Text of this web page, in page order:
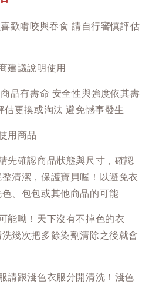
歡啃咬與吞食 請自行審慎評估
建議說明使用
品有壽命 安全性與強度依其壽
估更換或淘汰 避免憾事發生
用商品
先確認商品狀態與尺寸，確認
清潔，保護寶貝喔！以避免衣
、包包或其他商品的可能
能呦！天下沒有不掉色的衣
幾次把多餘染劑清除之後就會
請跟淺色衣服分開清洗！淺色